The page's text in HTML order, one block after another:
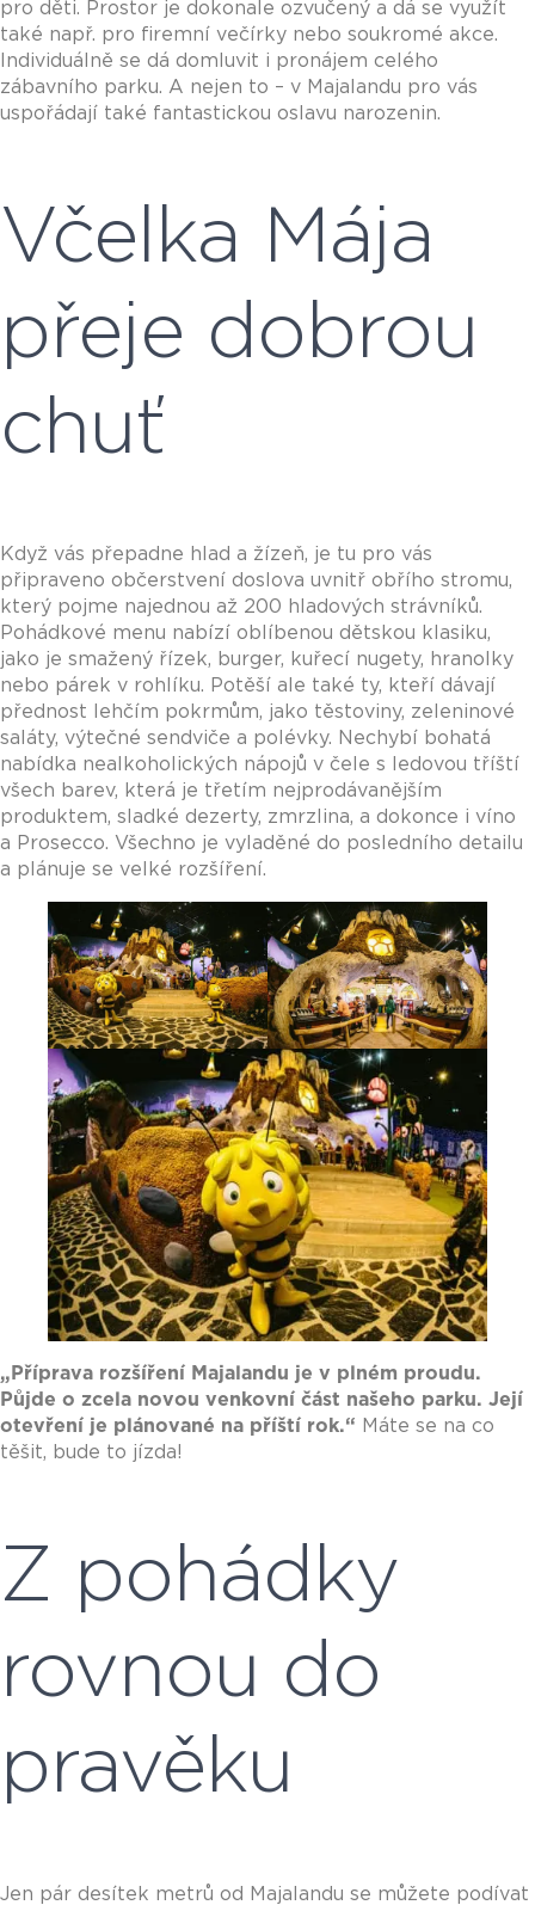
pro děti. Prostor je dokonale ozvučený a dá se využít
také např. pro firemní večírky nebo soukromé akce.
Individuálně se dá domluvit i pronájem celého
zábavního parku. A nejen to – v Majalandu pro vás
uspořádají také fantastickou oslavu narozenin.
Včelka Mája
přeje dobrou
chuť
Když vás přepadne hlad a žízeň, je tu pro vás
připraveno občerstvení doslova uvnitř obřího stromu,
který pojme najednou až 200 hladových strávníků.
Pohádkové menu nabízí oblíbenou dětskou klasiku,
jako je smažený řízek, burger, kuřecí nugety, hranolky
nebo párek v rohlíku. Potěší ale také ty, kteří dávají
přednost lehčím pokrmům, jako těstoviny, zeleninové
saláty, výtečné sendviče a polévky. Nechybí bohatá
nabídka nealkoholických nápojů v čele s ledovou tříští
všech barev, která je třetím nejprodávanějším
produktem, sladké dezerty, zmrzlina, a dokonce i víno
a Prosecco. Všechno je vyladěné do posledního detailu
a plánuje se velké rozšíření.
„Příprava rozšíření Majalandu je v plném proudu.
Půjde o zcela novou venkovní část našeho parku. Její
otevření je plánované na příští rok.“ Máte se na co
těšit, bude to jízda!
Z pohádky
rovnou do
pravěku
Jen pár desítek metrů od Majalandu se můžete podívat